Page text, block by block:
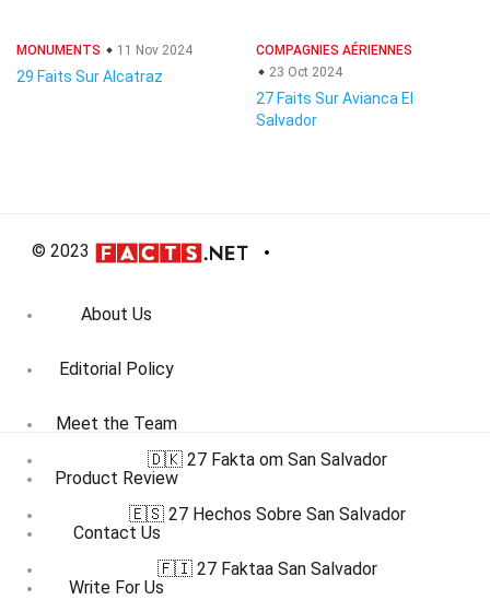
MONUMENTS 11 Nov 2024
29 Faits Sur Alcatraz
COMPAGNIES AÉRIENNES
23 Oct 2024
27 Faits Sur Avianca El
Salvador
© 2023
About Us
Editorial Policy
Meet the Team
Product Review
Contact Us
Write For Us
🇩🇰 27 Fakta om San Salvador
🇪🇸 27 Hechos Sobre San Salvador
🇫🇮 27 Faktaa San Salvador